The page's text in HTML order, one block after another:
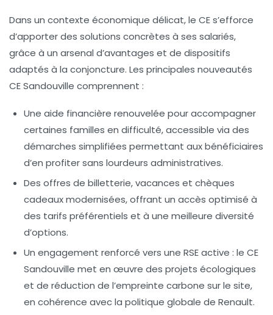
Dans un contexte économique délicat, le CE s’efforce
d’apporter des solutions concrètes à ses salariés,
grâce à un arsenal d’avantages et de dispositifs
adaptés à la conjoncture. Les principales nouveautés
CE Sandouville comprennent :
Une aide financière renouvelée pour accompagner
certaines familles en difficulté, accessible via des
démarches simplifiées permettant aux bénéficiaires
d’en profiter sans lourdeurs administratives.
Des offres de billetterie, vacances et chèques
cadeauxmodernisées, offrant un accès optimisé à
des tarifs préférentiels et à une meilleure diversité
d’options.
Un engagement renforcé vers une RSE active : le CE
Sandouville met en œuvre des projets écologiques
et de réduction de l’empreinte carbone sur le site,
en cohérence avec la politique globale de Renault.